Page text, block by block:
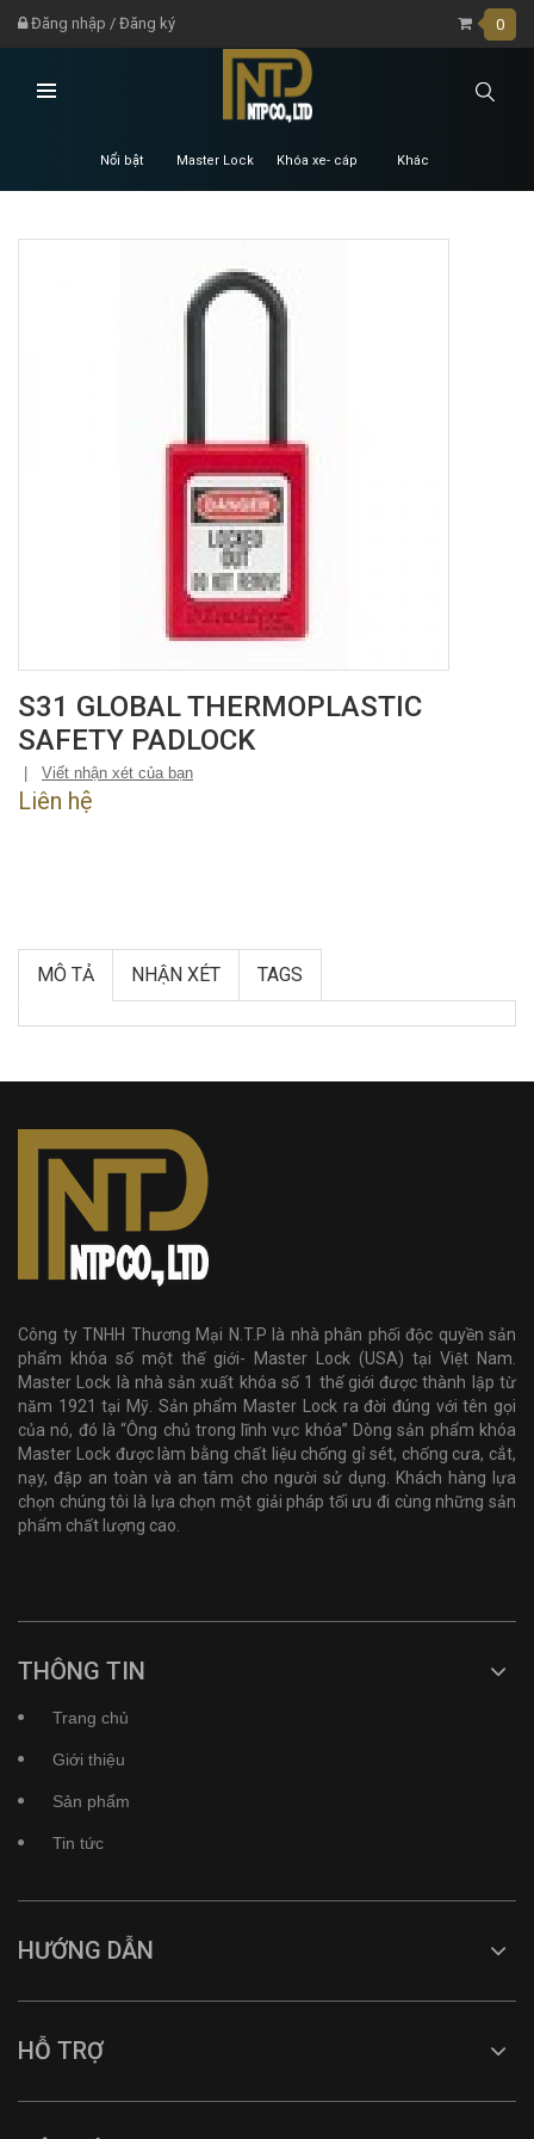
Đăng nhập / Đăng ký 0
Nổi bật Master Lock Khóa xe- cáp Khác
S31 GLOBAL THERMOPLASTIC
SAFETY PADLOCK
Viết nhận xét của bạn
Liên hệ
MÔ TẢ NHẬN XÉT TAGS
Công ty TNHH Thương Mại N.T.P là nhà phân phối độc quyền sản
phẩm khóa số một thế giới- Master Lock (USA) tại Việt Nam.
Master Lock là nhà sản xuất khóa số 1 thế giới được thành lập từ
năm 1921 tại Mỹ. Sản phẩm Master Lock ra đời đúng với tên gọi
của nó, đó là “Ông chủ trong lĩnh vực khóa” Dòng sản phẩm khóa
Master Lock được làm bằng chất liệu chống gỉ sét, chống cưa, cắt,
nạy, đập an toàn và an tâm cho người sử dụng. Khách hàng lựa
chọn chúng tôi là lựa chọn một giải pháp tối ưu đi cùng những sản
phẩm chất lượng cao.
THÔNG TIN
Trang chủ
Giới thiệu
Sản phẩm
Tin tức
HƯỚNG DẪN
HỖ TRỢ